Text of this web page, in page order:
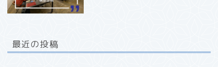
最近の投稿